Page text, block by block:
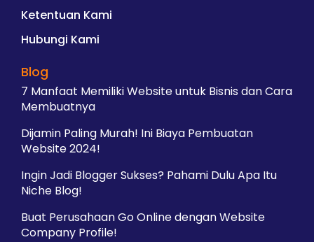
Ketentuan Kami
Hubungi Kami
Blog
7 Manfaat Memiliki Website untuk Bisnis dan Cara
Membuatnya
Dijamin Paling Murah! Ini Biaya Pembuatan
Website 2024!
Ingin Jadi Blogger Sukses? Pahami Dulu Apa Itu
Niche Blog!
Buat Perusahaan Go Online dengan Website
Company Profile!